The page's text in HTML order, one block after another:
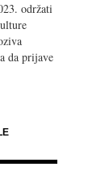
održati
da prijave